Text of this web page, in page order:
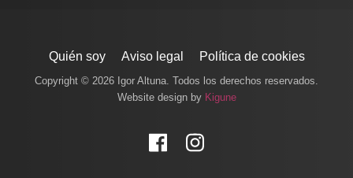
Quién soy Aviso legal Política de cookies
Copyright © 2026 Igor Altuna. Todos los derechos reservados.
Website design by Kigune
Facebook
Instagram